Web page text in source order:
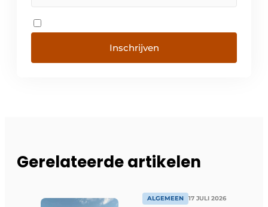
Inschrijven
Gerelateerde artikelen
ALGEMEEN 17 JULI 2026